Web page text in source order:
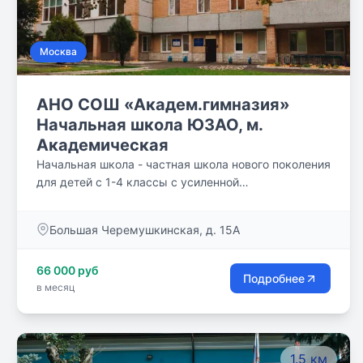
Москва
АНО СОШ «Академ.гимназия»
Начальная школа ЮЗАО, м.
Академическая
Начальная школа - частная школа нового поколения
для детей с 1-4 классы с усиленной
английского языка c 1-го класса. Школа является
образования в АНО СОШ «Академическая
гимназия»: Детский сад — Подготовка к школе —
ВУЗ.
Большая Черемушкинская, д. 15А
66 000 руб
в месяц
Подробнее
1.5 км